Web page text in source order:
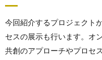
今回紹介するプロジェクト
セスの展示も行います。オ
共創のアプローチやプロセ